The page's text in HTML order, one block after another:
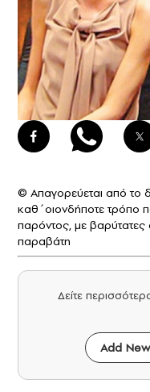
© Απαγορεύεται από το
καθ΄οιονδήποτε τρόπο
παρόντος, με βαρύτατες
παραβάτη
Δείτε
Add